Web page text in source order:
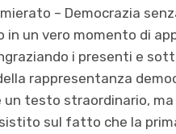
– Democrazia
in un vero momento di
i presenti e
rappresentanza
un testo straordinario,
sul fatto che la